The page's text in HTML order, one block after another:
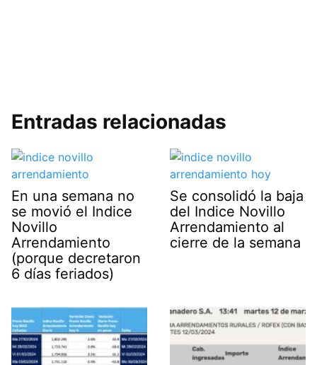
Entradas relacionadas
En una semana no
se movió el Indice
Novillo
Arrendamiento
(porque decretaron
6 días feriados)
Se consolidó la baja
del Indice Novillo
Arrendamiento al
cierre de la semana